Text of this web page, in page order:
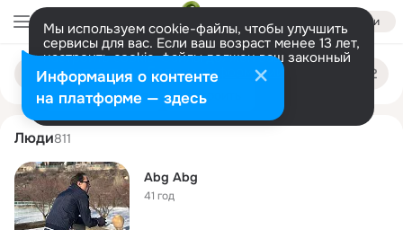
Войти
Мы используем cookie-файлы, чтобы улучшить
сервисы для вас. Если ваш возраст менее 13 лет,
настроить cookie-файлы должен ваш законный
представитель. Больше информации
Разрешить все Настроить
Поиск
людям
abg abg
Люди811
Abg Abg
41 год
Информация о контенте
на платформе — здесь